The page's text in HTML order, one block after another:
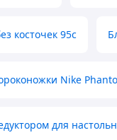
косточек 95с
Nike
для